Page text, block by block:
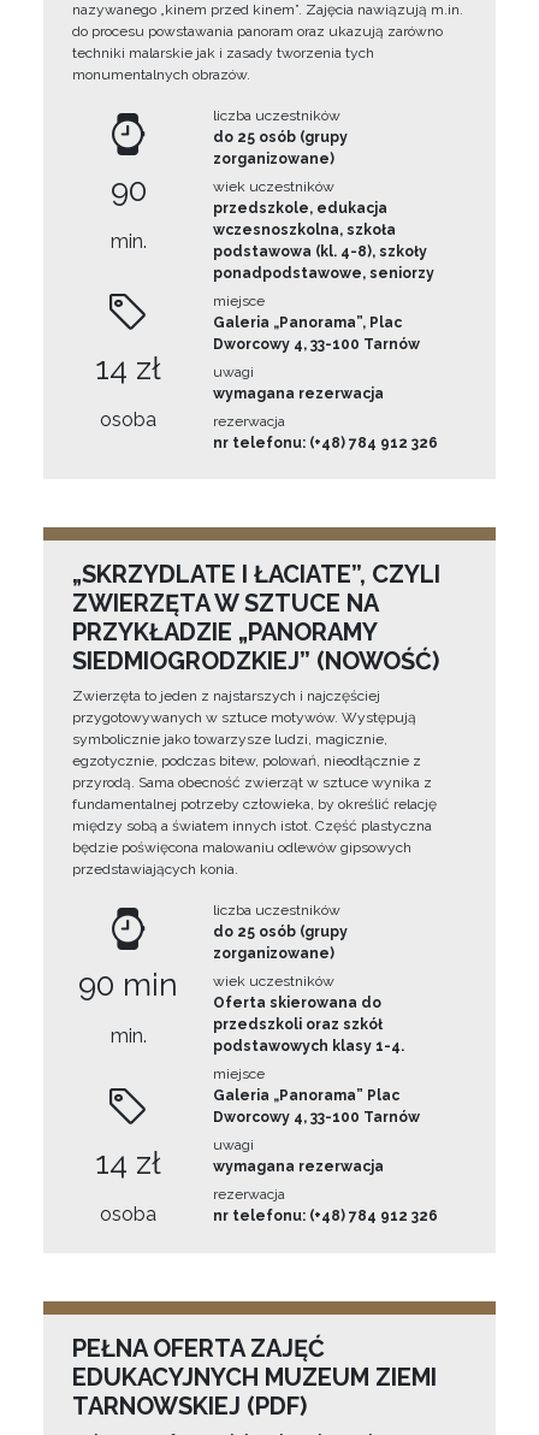
nazywanego „kinem przed kinem”. Zajęcia nawiązują m.in.
do procesu powstawania panoram oraz ukazują zarówno
techniki malarskie jak i zasady tworzenia tych
monumentalnych obrazów.
90
min.
14 zł
osoba
liczba uczestników
do 25 osób (grupy
zorganizowane)
wiek uczestników
przedszkole, edukacja
wczesnoszkolna, szkoła
podstawowa (kl. 4-8), szkoły
ponadpodstawowe, seniorzy
miejsce
Galeria „Panorama”, Plac
Dworcowy 4, 33-100 Tarnów
uwagi
wymagana rezerwacja
rezerwacja
nr telefonu: (+48) 784 912 326
„SKRZYDLATE I ŁACIATE”, CZYLI
ZWIERZĘTA W SZTUCE NA
PRZYKŁADZIE „PANORAMY
SIEDMIOGRODZKIEJ” (NOWOŚĆ)
Zwierzęta to jeden z najstarszych i najczęściej
przygotowywanych w sztuce motywów. Występują
symbolicznie jako towarzysze ludzi, magicznie,
egzotycznie, podczas bitew, polowań, nieodłącznie z
przyrodą. Sama obecność zwierząt w sztuce wynika z
fundamentalnej potrzeby człowieka, by określić relację
między sobą a światem innych istot. Część plastyczna
będzie poświęcona malowaniu odlewów gipsowych
przedstawiających konia.
90 min
min.
14 zł
osoba
liczba uczestników
do 25 osób (grupy
zorganizowane)
wiek uczestników
Oferta skierowana do
przedszkoli oraz szkół
podstawowych klasy 1-4.
miejsce
Galeria „Panorama” Plac
Dworcowy 4, 33-100 Tarnów
uwagi
wymagana rezerwacja
rezerwacja
nr telefonu: (+48) 784 912 326
PEŁNA OFERTA ZAJĘĆ
EDUKACYJNYCH MUZEUM ZIEMI
TARNOWSKIEJ (PDF)